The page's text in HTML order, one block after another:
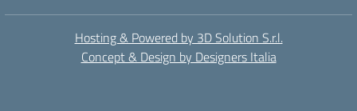
Hosting & Powered by 3D Solution S.r.l.
Concept & Design by Designers Italia